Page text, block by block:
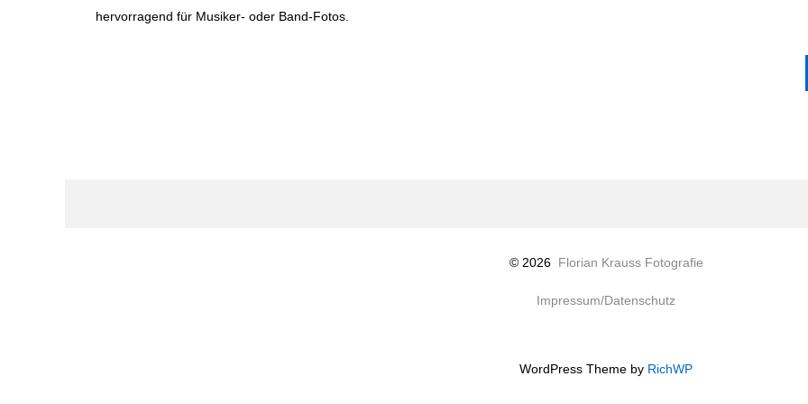
hervorragend für Musiker- oder Band-Fotos.
© 2026 Florian Krauss Fotografie
Impressum/Datenschutz
WordPress Theme by RichWP